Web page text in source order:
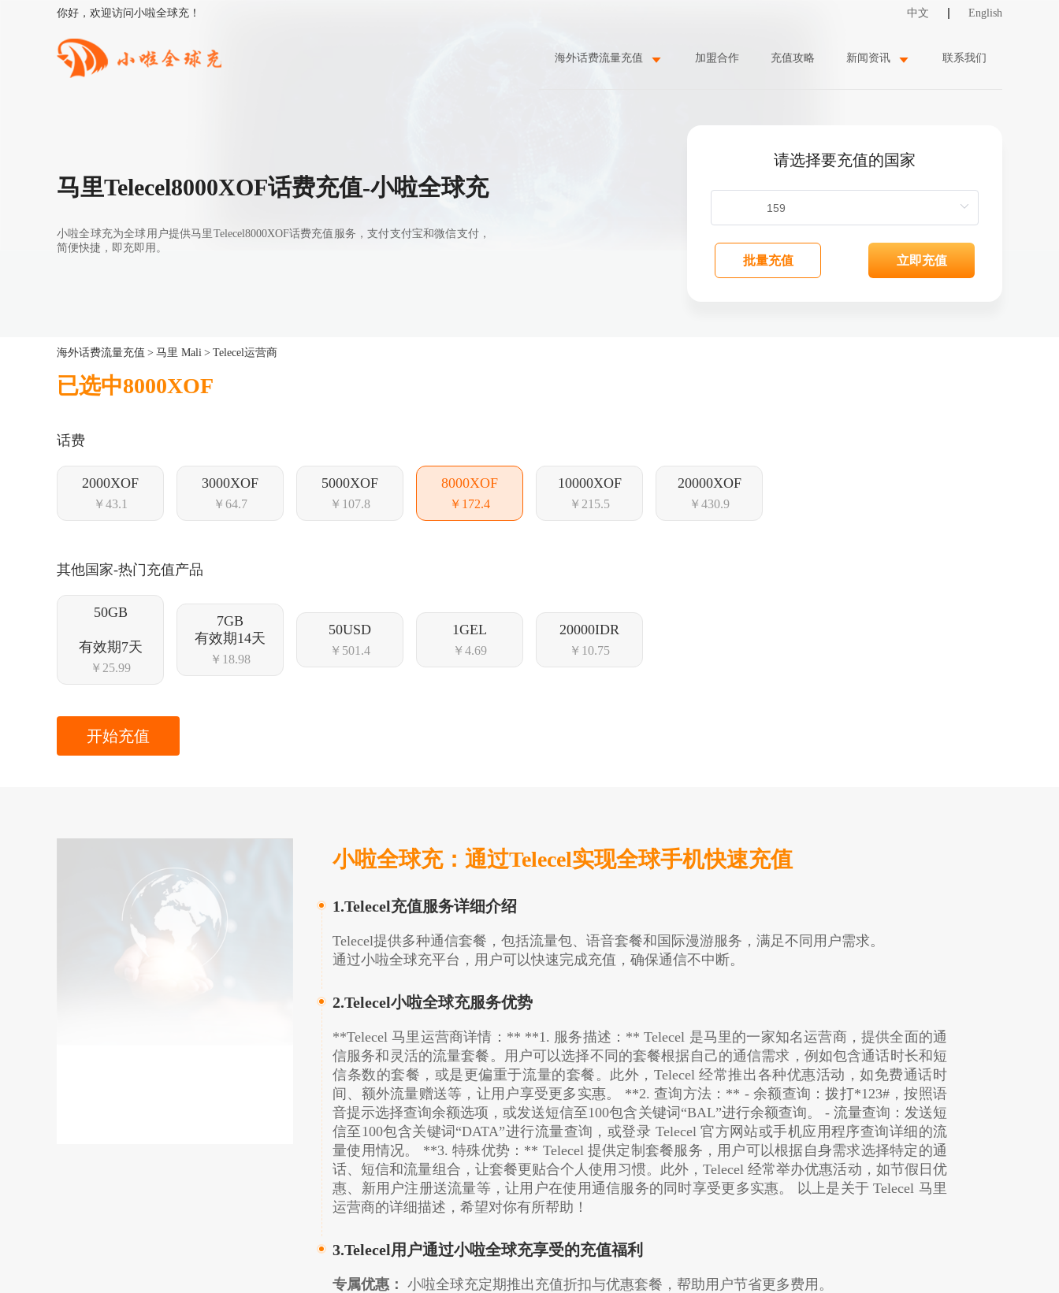
你好，欢迎访问小啦全球充！ 中文 English
海外话费流量充值 加盟合作 充值攻略 新闻资讯 联系我们
马里Telecel8000XOF话费充值-小啦全球充
小啦全球充为全球用户提供马里Telecel8000XOF话费充值服务，支付支付宝和微信支付，
简便快捷，即充即用。
请选择要充值的国家
批量充值 立即充值
海外话费流量充值 > 马里 Mali > Telecel运营商
已选中8000XOF
话费
2000XOF
￥43.1
3000XOF
￥64.7
5000XOF
￥107.8
8000XOF
￥172.4
10000XOF
￥215.5
20000XOF
￥430.9
其他国家-热门充值产品
50GB
有效期7天
￥25.99
7GB
有效期14天
￥18.98
50USD
￥501.4
1GEL
￥4.69
20000IDR
￥10.75
开始充值
小啦全球充：通过Telecel实现全球手机快速充值
1.Telecel充值服务详细介绍
Telecel提供多种通信套餐，包括流量包、语音套餐和国际漫游服务，满足不同用户需求。
通过小啦全球充平台，用户可以快速完成充值，确保通信不中断。
2.Telecel小啦全球充服务优势
**Telecel 马里运营商详情：** **1. 服务描述：** Telecel 是马里的一家知名运营商，提供全面的通
信服务和灵活的流量套餐。用户可以选择不同的套餐根据自己的通信需求，例如包含通话时长和短
信条数的套餐，或是更偏重于流量的套餐。此外，Telecel 经常推出各种优惠活动，如免费通话时
间、额外流量赠送等，让用户享受更多实惠。 **2. 查询方法：** - 余额查询：拨打*123#，按照语
音提示选择查询余额选项，或发送短信至100包含关键词“BAL”进行余额查询。 - 流量查询：发送短
信至100包含关键词“DATA”进行流量查询，或登录 Telecel 官方网站或手机应用程序查询详细的流
量使用情况。 **3. 特殊优势：** Telecel 提供定制套餐服务，用户可以根据自身需求选择特定的通
话、短信和流量组合，让套餐更贴合个人使用习惯。此外，Telecel 经常举办优惠活动，如节假日优
惠、新用户注册送流量等，让用户在使用通信服务的同时享受更多实惠。 以上是关于 Telecel 马里
运营商的详细描述，希望对你有所帮助！
3.Telecel用户通过小啦全球充享受的充值福利
专属优惠： 小啦全球充定期推出充值折扣与优惠套餐，帮助用户节省更多费用。